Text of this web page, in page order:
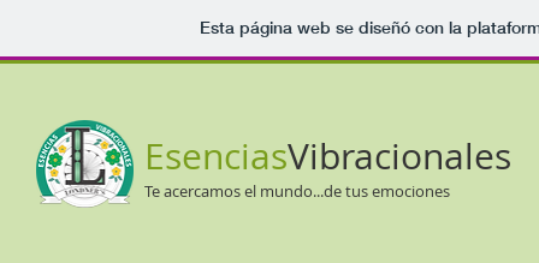
Esta página web se diseñó con la
EsenciasVibracionales
Te acercamos el mundo...de tus emociones